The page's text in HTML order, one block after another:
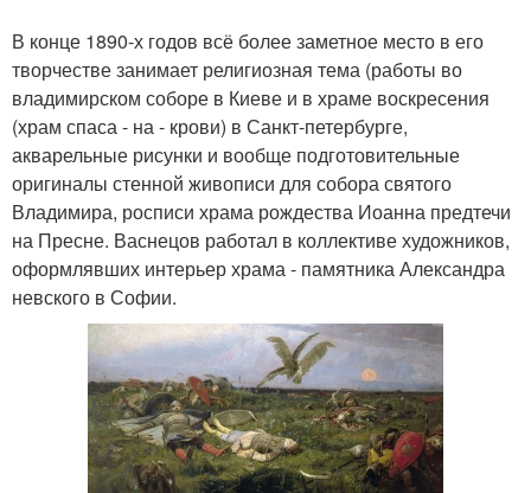
В конце 1890-х годов всё более заметное место в его
творчестве занимает религиозная тема (работы во
владимирском соборе в Киеве и в храме воскресения
(храм спаса - на - крови) в Санкт-петербурге,
акварельные рисунки и вообще подготовительные
оригиналы стенной живописи для собора святого
Владимира, росписи храма рождества Иоанна предтечи
на Пресне. Васнецов работал в коллективе художников,
оформлявших интерьер храма - памятника Александра
невского в Софии.